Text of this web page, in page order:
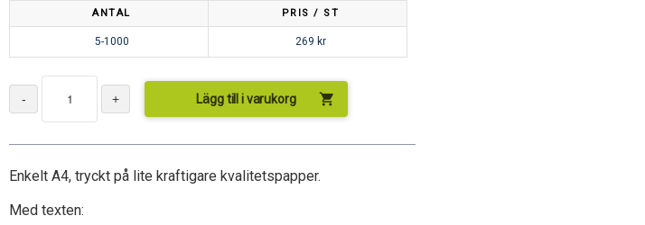
ANTAL PRIS / ST
5-1000 269 kr
Lägg till i varukorg shopping_cart
Enkelt A4, tryckt på lite kraftigare kvalitetspapper.
Med texten: